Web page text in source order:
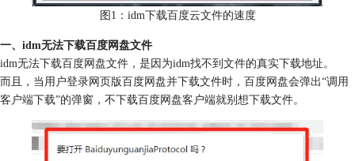
图1：idm下载百度云文件的速度
一、idm无法下载百度网盘文件
idm无法下载百度网盘文件，是因为idm找不到文件的真实下载地址。
而且，当用户登录网页版百度网盘并下载文件时，百度网盘会弹出“调用
客户端下载”的弹窗，不下载百度网盘客户端就别想下载文件。